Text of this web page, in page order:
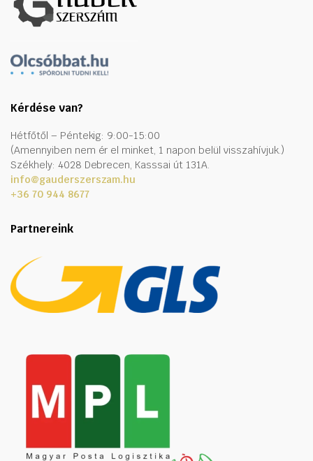
Kérdése van?
Hétfőtől – Péntekig: 9:00-15:00
(Amennyiben nem ér el minket, 1 napon belül visszahívjuk.)
Székhely: 4028 Debrecen, Kasssai út 131A.
info@gauderszerszam.hu
+36 70 944 8677
Partnereink